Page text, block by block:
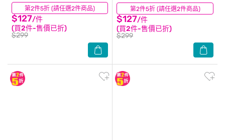
第2件5折 (請任選2件商品)
$127/件
(買2件-售價已折)
$299
(2) 第2件5折 (請任選2件商品)
$127/件
(買2件-售價已折)
$299
(0)